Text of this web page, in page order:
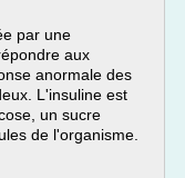
par une
aux
anormale des
L'insuline est
un sucre
de l'organisme.